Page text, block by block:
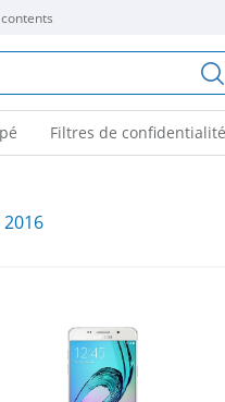
Filtres de confidentialité